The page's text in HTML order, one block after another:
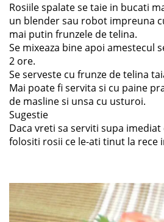
Rosiile spalate se taie in bucati
un blender sau robot impreuna
mai putin frunzele de telina.
Se mixeaza bine apoi amestecul
2 ore.
Se serveste cu frunze de telina
Mai poate fi servita si cu paine
de masline si unsa cu usturoi.
Sugestie
Daca vreti sa serviti supa
folositi rosii ce le-ati tinut la rece